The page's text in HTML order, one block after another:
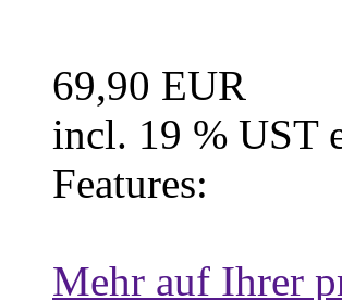
69,90 EUR
incl. 19 % UST
Features:
Mehr auf Ihrer